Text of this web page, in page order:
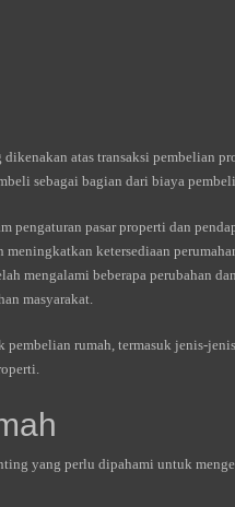
atas transaksi pembelian
sebagai bagian dari biaya
pengaturan pasar properti dan
ketersediaan
mengalami beberapa perubahan
masyarakat.
rumah, termasuk jenis-
yang perlu dipahami untuk